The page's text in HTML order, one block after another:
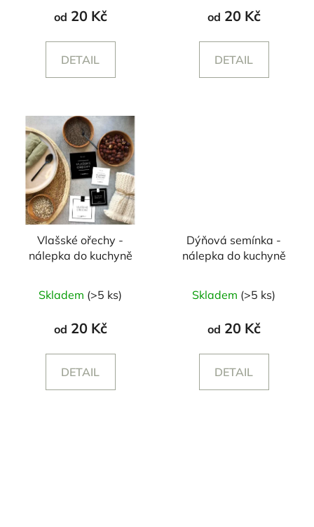
od 20 Kč
DETAIL
od 20 Kč
DETAIL
Vlašské ořechy -
nálepka do kuchyně
Skladem (>5 ks)
od 20 Kč
DETAIL
Dýňová semínka -
nálepka do kuchyně
Skladem (>5 ks)
od 20 Kč
DETAIL